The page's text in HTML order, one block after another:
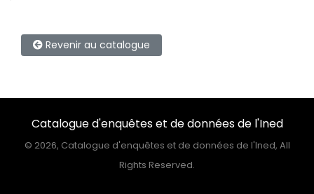
Revenir au catalogue
Catalogue d'enquêtes et de données de l'Ined
© 2026, Catalogue d'enquêtes et de données de l'Ined, All
Rights Reserved.